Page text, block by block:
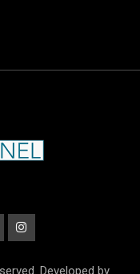
Developed by